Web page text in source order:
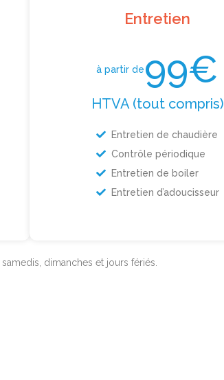
Entretien
à partir de99€
HTVA (tout compris)
Entretien de chaudière
Contrôle périodique
Entretien de boiler
Entretien d’adoucisseur
dimanches et jours fériés.